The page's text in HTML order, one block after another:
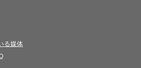
る媒体